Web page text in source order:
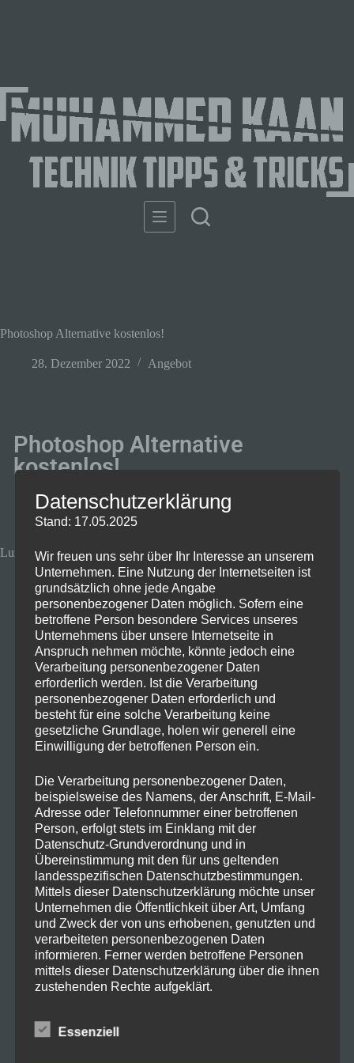
Photoshop Alternative kostenlos!
28. Dezember 2022 Angebot
Photoshop Alternative
kostenlos!
Luminar Ai
Ihr bekommt gerade die Photoshop
kostenlos!
Sonst kostet Luminar Ai 79€ bzw
momentan wegen einer Aktion 47€
Über den Link „zum Angebot“ Email
Adresse und Name eingeben und
anschließend bekommt ihr euren Key
Key Eingabe Tutorial
Datenschutzerklärung
Stand: 17.05.2025
Wir freuen uns sehr über Ihr Interesse an unserem
Unternehmen. Eine Nutzung der Internetseiten ist
grundsätzlich ohne jede Angabe
personenbezogener Daten möglich. Sofern eine
betroffene Person besondere Services unseres
Unternehmens über unsere Internetseite in
Anspruch nehmen möchte, könnte jedoch eine
Verarbeitung personenbezogener Daten
erforderlich werden. Ist die Verarbeitung
personenbezogener Daten erforderlich und
besteht für eine solche Verarbeitung keine
gesetzliche Grundlage, holen wir generell eine
Einwilligung der betroffenen Person ein.
Die Verarbeitung personenbezogener Daten,
beispielsweise des Namens, der Anschrift, E-Mail-
Adresse oder Telefonnummer einer betroffenen
Person, erfolgt stets im Einklang mit der
Datenschutz-Grundverordnung und in
Übereinstimmung mit den für uns geltenden
landesspezifischen Datenschutzbestimmungen.
Mittels dieser Datenschutzerklärung möchte unser
Unternehmen die Öffentlichkeit über Art, Umfang
und Zweck der von uns erhobenen, genutzten und
verarbeiteten personenbezogenen Daten
informieren. Ferner werden betroffene Personen
mittels dieser Datenschutzerklärung über die ihnen
zustehenden Rechte aufgeklärt.
Wir haben als für die Verarbeitung Verantwortlicher
zahlreiche technische und organisatorische
Essenziell